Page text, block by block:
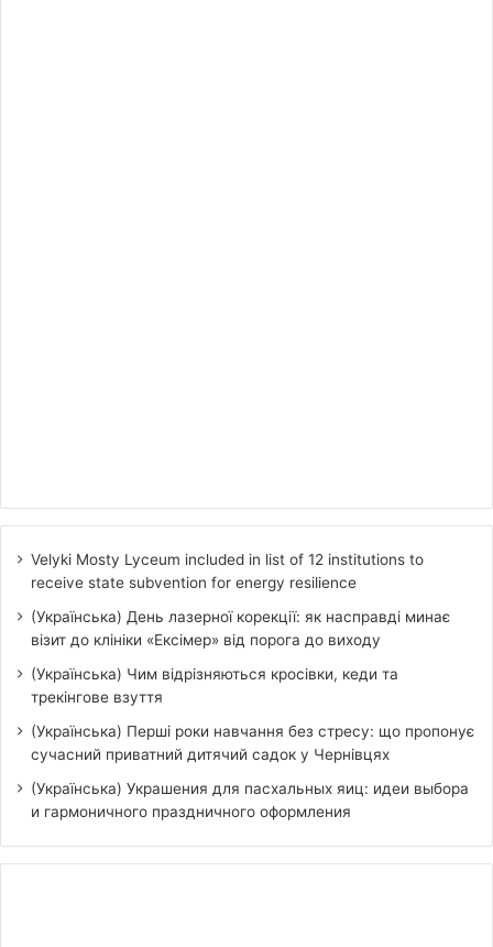
Velyki Mosty Lyceum included in list of 12 institutions to
receive state subvention for energy resilience
(Українська) День лазерної корекції: як насправді минає
візит до клініки «Ексімер» від порога до виходу
(Українська) Чим відрізняються кросівки, кеди та
трекінгове взуття
(Українська) Перші роки навчання без стресу: що пропонує
сучасний приватний дитячий садок у Чернівцях
(Українська) Украшения для пасхальных яиц: идеи выбора
и гармоничного праздничного оформления